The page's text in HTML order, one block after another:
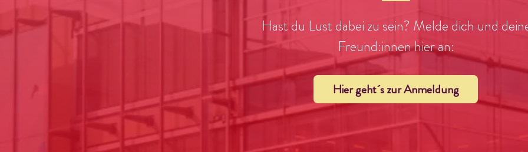
Hast du Lust dabei zu sein? Melde dich und
Freund:innen hier an:
Hier geht´s zur Anmeldung